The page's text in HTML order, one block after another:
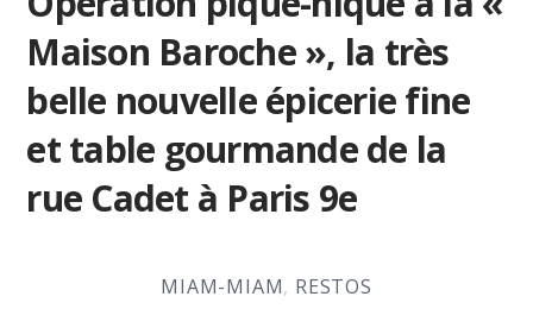
Maison Baroche », la très
belle nouvelle épicerie fine
et table gourmande de la
rue Cadet à Paris 9e
MIAM-MIAM, RESTOS